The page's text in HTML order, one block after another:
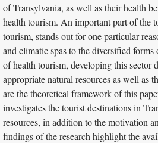
of Transylvania, as well as their health
health tourism. An important part of the
tourism, stands out for one particular
and climatic spas to the diversified
of health tourism, developing this sector
appropriate natural resources as well as
are the theoretical framework of this
investigates the tourist destinations in
resources, in addition to the motivation
findings of the research highlight the